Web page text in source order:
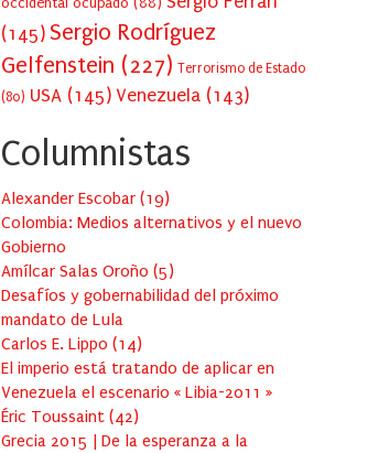
(145) Sergio Rodríguez
Gelfenstein (227) Terrorismo de Estado
(80) USA (145) Venezuela (143)
Columnistas
Alexander Escobar (19)
Colombia: Medios alternativos y el nuevo
Gobierno
Amílcar Salas Oroño (5)
Desafíos y gobernabilidad del próximo
mandato de Lula
Carlos E. Lippo (14)
El imperio está tratando de aplicar en
Venezuela el escenario « Libia-2011 »
Éric Toussaint (42)
Grecia 2015 | De la esperanza a la